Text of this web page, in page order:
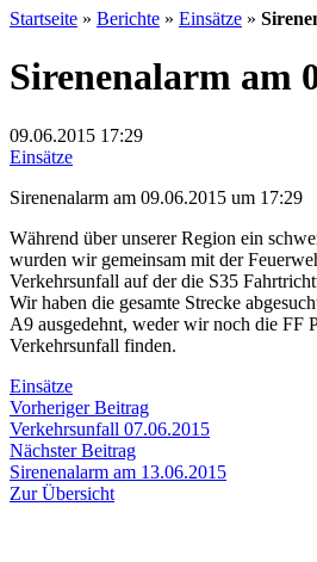
Startseite » Berichte » Einsätze »
Sirenenalarm am
09.06.2015 17:29
Einsätze
Sirenenalarm am 09.06.2015 um 17:29
Während über unserer Region ein
wurden wir gemeinsam mit der
Verkehrsunfall auf der die S35
Wir haben die gesamte Strecke
A9 ausgedehnt, weder wir noch die FF
Verkehrsunfall finden.
Einsätze
Beitragsnavigation
Vorheriger BeitragVorheriger
Beitrag:
Verkehrsunfall 07.06.2015
Nächster BeitragNächster
Beitrag:
Sirenenalarm am 13.06.2015
Zur Übersicht